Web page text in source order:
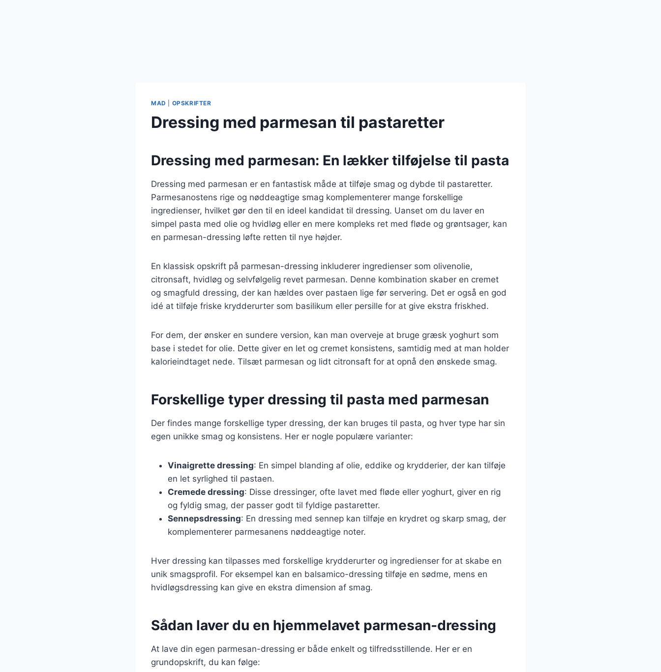
MAD OPSKRIFTER
Dressing med parmesan til pastaretter
Dressing med parmesan: En lækker tilføjelse til pasta
Dressing med parmesan er en fantastisk måde at tilføje smag og dybde til pastaretter.
Parmesanostens rige og nøddeagtige smag komplementerer mange forskellige
ingredienser, hvilket gør den til en ideel kandidat til dressing. Uanset om du laver en
simpel pasta med olie og hvidløg eller en mere kompleks ret med fløde og grøntsager, kan
en parmesan-dressing løfte retten til nye højder.
En klassisk opskrift på parmesan-dressing inkluderer ingredienser som olivenolie,
citronsaft, hvidløg og selvfølgelig revet parmesan. Denne kombination skaber en cremet
og smagfuld dressing, der kan hældes over pastaen lige før servering. Det er også en god
idé at tilføje friske krydderurter som basilikum eller persille for at give ekstra friskhed.
For dem, der ønsker en sundere version, kan man overveje at bruge græsk yoghurt som
base i stedet for olie. Dette giver en let og cremet konsistens, samtidig med at man holder
kalorieindtaget nede. Tilsæt parmesan og lidt citronsaft for at opnå den ønskede smag.
Forskellige typer dressing til pasta med parmesan
Der findes mange forskellige typer dressing, der kan bruges til pasta, og hver type har sin
egen unikke smag og konsistens. Her er nogle populære varianter:
Vinaigrette dressing: En simpel blanding af olie, eddike og krydderier, der kan tilføje
en let syrlighed til pastaen.
Cremede dressing: Disse dressinger, ofte lavet med fløde eller yoghurt, giver en rig
og fyldig smag, der passer godt til fyldige pastaretter.
Sennepsdressing: En dressing med sennep kan tilføje en krydret og skarp smag, der
komplementerer parmesanens nøddeagtige noter.
Hver dressing kan tilpasses med forskellige krydderurter og ingredienser for at skabe en
unik smagsprofil. For eksempel kan en balsamico-dressing tilføje en sødme, mens en
hvidløgsdressing kan give en ekstra dimension af smag.
Sådan laver du en hjemmelavet parmesan-dressing
At lave din egen parmesan-dressing er både enkelt og tilfredsstillende. Her er en
grundopskrift, du kan følge: